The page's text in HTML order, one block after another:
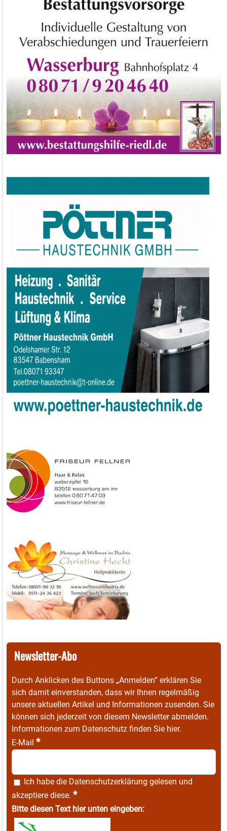
Newsletter-Abo
Durch Anklicken des Buttons „Anmelden“ erklären Sie
sich damit einverstanden, dass wir Ihnen regelmäßig
unsere aktuellen Artikel und Informationen zusenden. Sie
können sich jederzeit von diesem Newsletter abmelden.
Informationen zum Datenschutz finden Sie hier.
E-Mail *
Ich habe die Datenschutzerklärung gelesen und
akzeptiere diese. *
Bitte diesen Text hier unten eingeben: